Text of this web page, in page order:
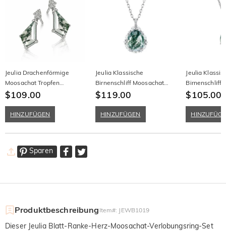
Jeulia Drachenförmige
Moosachat Tropfen
Ohrringe aus Sterling Silber
$109.00
HINZUFÜGEN
Jeulia Klassische
Birnenschliff Moosachat
Halskette aus Sterling Silber
$119.00
HINZUFÜGEN
Jeulia
Birnenschliff
Anhänger
$105.00
Sparen
Produktbeschreibung Item#: JEWB1019
Dieser Jeulia Blatt-Ranke-Herz-Moosachat-Verlobungsring-Set